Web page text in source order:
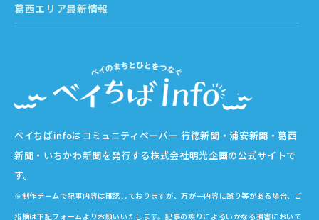
ベイちばinfoはコミュニティペーパー 行徳新聞・浦安新聞・葛西
新聞・いちかわ新聞を発行する株式会社明光企画の公式サイトで
す。
※制作チームで記事内容は確認しておりますが、万が一内容に誤り等がある場合、ご
指摘は下記フォームよりお願いいたします。記事の誤りによるいかなる損害において
葛西エリア最新情報